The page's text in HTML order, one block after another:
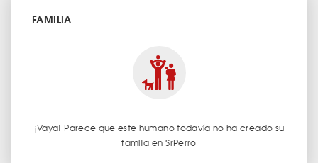
FAMILIA
¡Vaya! Parece que este humano todavía no ha creado su
familia en SrPerro